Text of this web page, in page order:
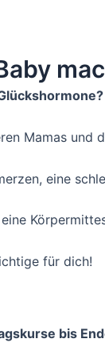
Mamas und
eine
für dich!
bis